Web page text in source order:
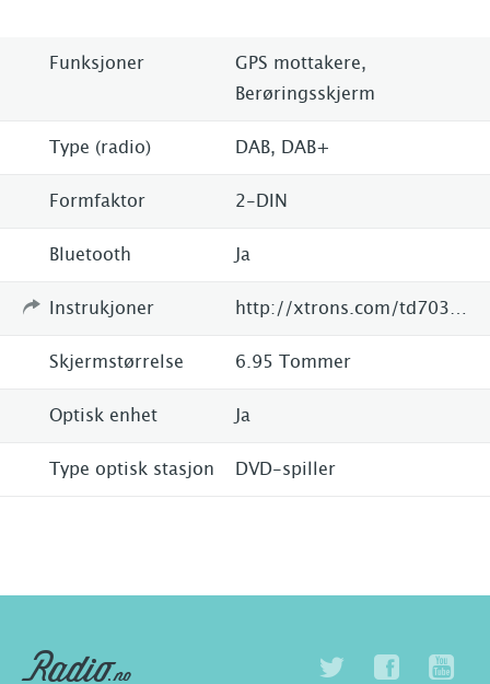
Funksjoner
GPS mottakere,
Berøringsskjerm
Type (radio) DAB, DAB+
Formfaktor 2-DIN
Bluetooth Ja
Instrukjoner
Skjermstørrelse 6.95 Tommer
Optisk enhet Ja
Type optisk stasjon DVD-spiller